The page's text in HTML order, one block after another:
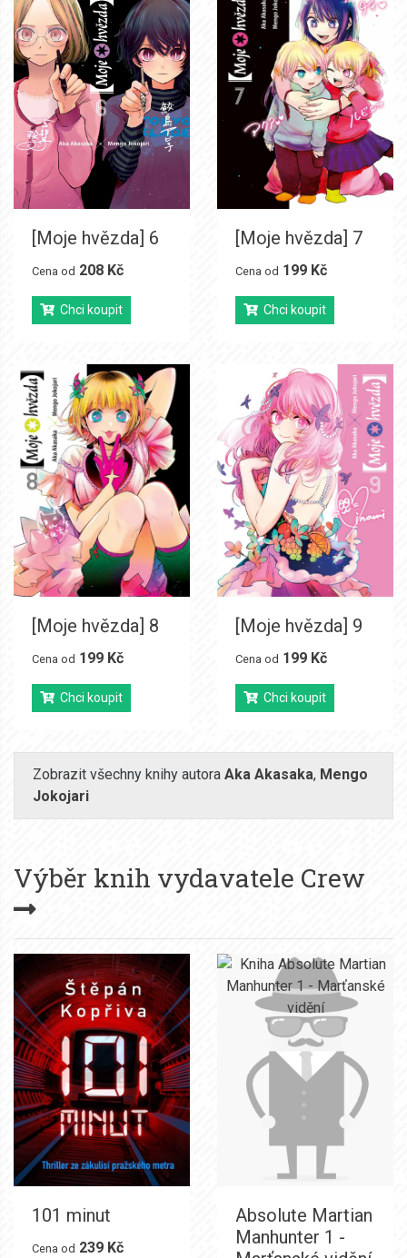
[Moje hvězda] 6
Cena od 208 Kč
Chci koupit
[Moje hvězda] 7
Cena od 199 Kč
Chci koupit
[Moje hvězda] 8
Cena od 199 Kč
Chci koupit
[Moje hvězda] 9
Cena od 199 Kč
Chci koupit
Zobrazit všechny knihy autora Aka Akasaka, Mengo
Jokojari
Výběr knih vydavatele Crew
101 minut
Cena od 239 Kč
Absolute Martian
Manhunter 1 -